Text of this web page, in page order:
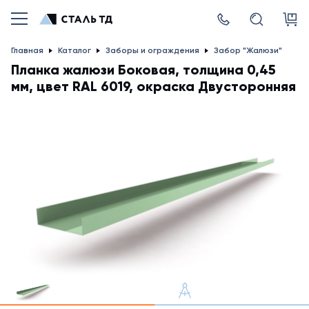
Главная Каталог Заборы и ограждения Забор "Жалюзи"
Планка жалюзи Боковая, толщина 0,45
мм, цвет RAL 6019, окраска Двусторонняя